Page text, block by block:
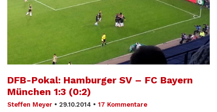
DFB-Pokal: Hamburger SV – FC Bayern
München 1:3 (0:2)
Steffen Meyer • 29.10.2014 • 17 Kommentare